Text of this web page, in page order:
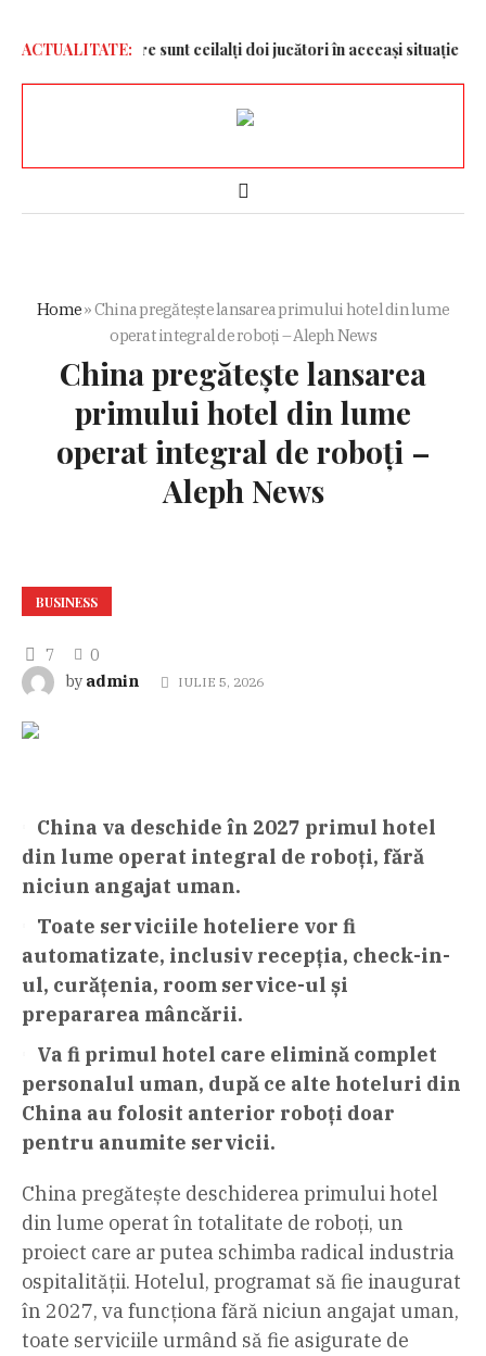
ACTUALITATE:
Dinamo și care sunt ceilalți doi jucători în aceeași situație
Home»China pregătește lansarea primului hotel din lume
operat integral de roboți – Aleph News
China pregătește lansarea
primului hotel din lume
operat integral de roboți –
Aleph News
BUSINESS
7
0
by admin IULIE 5, 2026
China va deschide în 2027 primul hotel
din lume operat integral de roboți, fără
niciun angajat uman.
Toate serviciile hoteliere vor fi
automatizate, inclusiv recepția, check-in-
ul, curățenia, room service-ul și
prepararea mâncării.
Va fi primul hotel care elimină complet
personalul uman, după ce alte hoteluri din
China au folosit anterior roboți doar
pentru anumite servicii.
China pregătește deschiderea primului hotel
din lume operat în totalitate de roboți, un
proiect care ar putea schimba radical industria
ospitalității. Hotelul, programat să fie inaugurat
în 2027, va funcționa fără niciun angajat uman,
toate serviciile urmând să fie asigurate de